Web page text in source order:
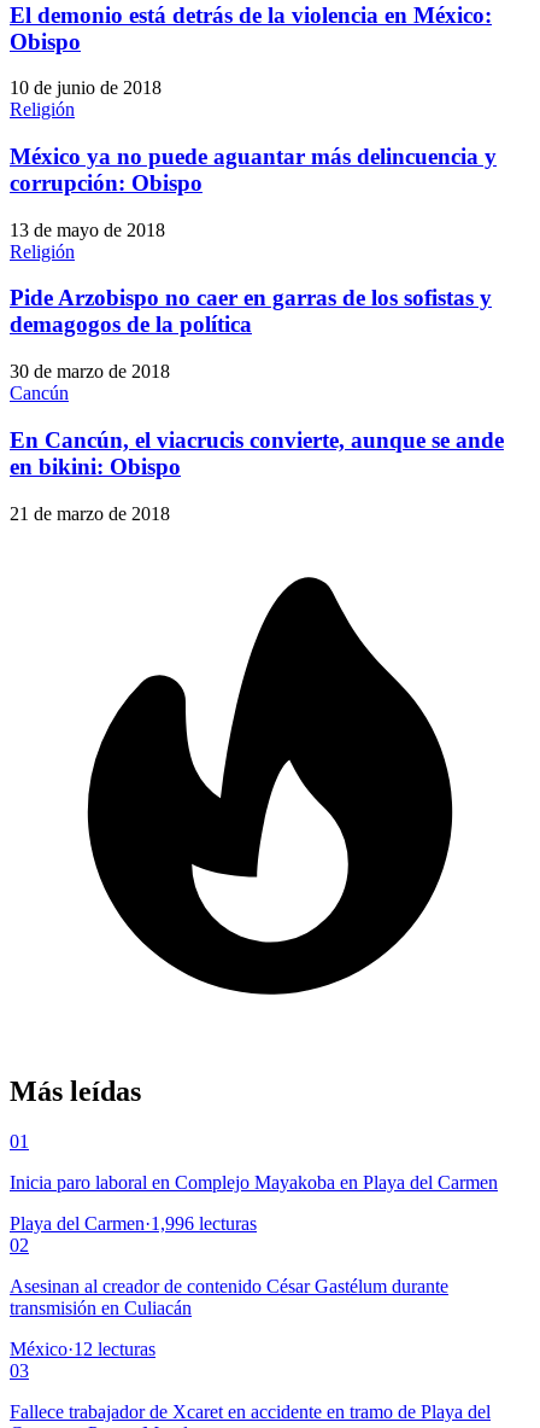
El demonio está detrás de la violencia en México:
Obispo
10 de junio de 2018
Religión
México ya no puede aguantar más delincuencia y
corrupción: Obispo
13 de mayo de 2018
Religión
Pide Arzobispo no caer en garras de los sofistas y
demagogos de la política
30 de marzo de 2018
Cancún
En Cancún, el viacrucis convierte, aunque se ande
en bikini: Obispo
21 de marzo de 2018
Más leídas
01
Inicia paro laboral en Complejo Mayakoba en Playa del Carmen
Playa del Carmen·1,996 lecturas
02
Asesinan al creador de contenido César Gastélum durante
transmisión en Culiacán
México·12 lecturas
03
Fallece trabajador de Xcaret en accidente en tramo de Playa del